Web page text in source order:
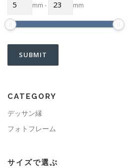
mm - mm
CATEGORY
デッサン縁
フォトフレーム
サイズで選ぶ